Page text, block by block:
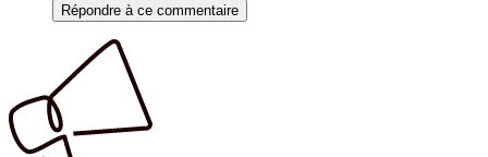
Répondre à ce commentaire